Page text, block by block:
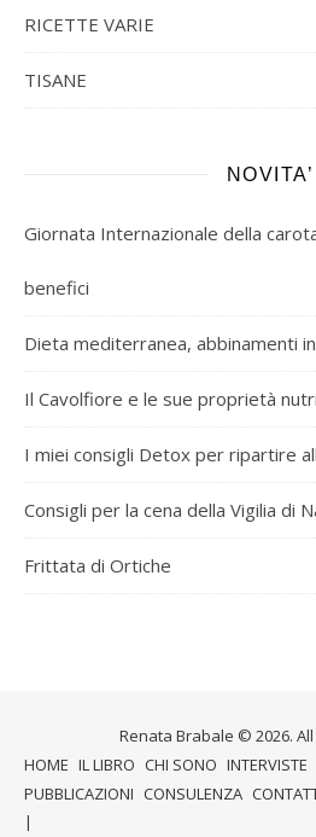
RICETTE VARIE
TISANE
NOVITA’
Giornata Internazionale della
benefici
Dieta mediterranea, abbinamenti
Il Cavolfiore e le sue proprietà
I miei consigli Detox per ripartire
Consigli per la cena della Vigilia di
Frittata di Ortiche
Renata Brabale © 2026.
HOME IL LIBRO CHI SONO INTERVISTE
PUBBLICAZIONI CONSULENZA